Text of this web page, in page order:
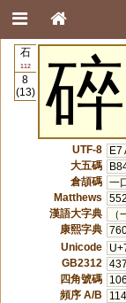
石
112
8
(13)
碎
UTF-8
E7
大五碼
倉頡碼 一
Matthews
漢語大字典
康熙字典
Unicode
GB2312
四角號碼
頻序 A/B